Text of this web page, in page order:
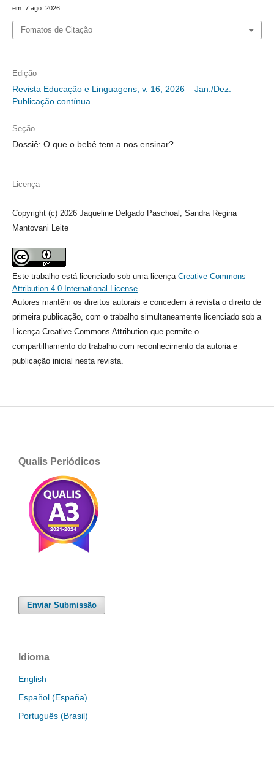
em: 7 ago. 2026.
Fomatos de Citação
Edição
Revista Educação e Linguagens, v. 16, 2026 – Jan./Dez. –
Publicação contínua
Seção
Dossiê: O que o bebê tem a nos ensinar?
Licença
Copyright (c) 2026 Jaqueline Delgado Paschoal, Sandra Regina
Mantovani Leite
Este trabalho está licenciado sob uma licença Creative Commons
Attribution 4.0 International License.
Autores mantêm os direitos autorais e concedem à revista o direito de
primeira publicação, com o trabalho simultaneamente licenciado sob a
Licença Creative Commons Attribution que permite o
compartilhamento do trabalho com reconhecimento da autoria e
publicação inicial nesta revista.
Qualis Periódicos
Enviar Submissão
Idioma
English
Español (España)
Português (Brasil)